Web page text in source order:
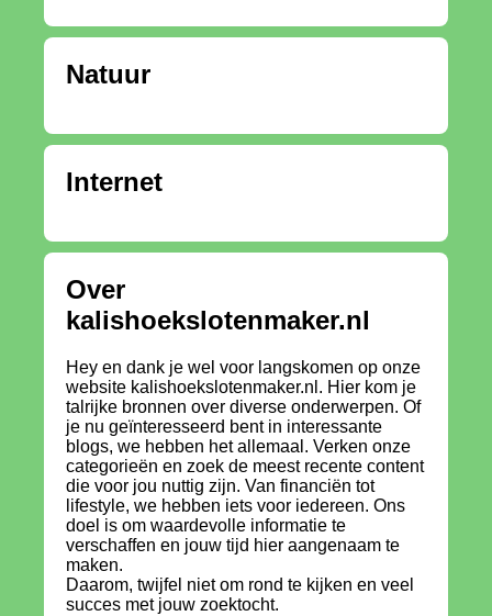
Natuur
Internet
Over
kalishoekslotenmaker.nl
Hey en dank je wel voor langskomen op onze
website kalishoekslotenmaker.nl. Hier kom je
talrijke bronnen over diverse onderwerpen. Of
je nu geïnteresseerd bent in interessante
blogs, we hebben het allemaal. Verken onze
categorieën en zoek de meest recente content
die voor jou nuttig zijn. Van financiën tot
lifestyle, we hebben iets voor iedereen. Ons
doel is om waardevolle informatie te
verschaffen en jouw tijd hier aangenaam te
maken.
Daarom, twijfel niet om rond te kijken en veel
succes met jouw zoektocht.